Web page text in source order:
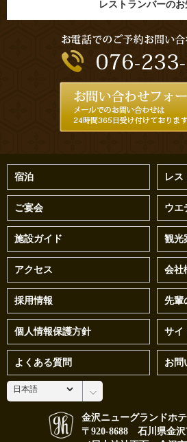
レストランバーの
宿泊 レス
ご宴会 ウエ
施設ガイド 観光
アクセス 会社
採用情報 先輩
個人情報保護方針 サイ
よくある質問 お問
金沢ニューグランドホ
〒920-8688 石川県金沢